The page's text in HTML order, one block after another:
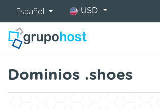
Español USD
Dominios .shoes